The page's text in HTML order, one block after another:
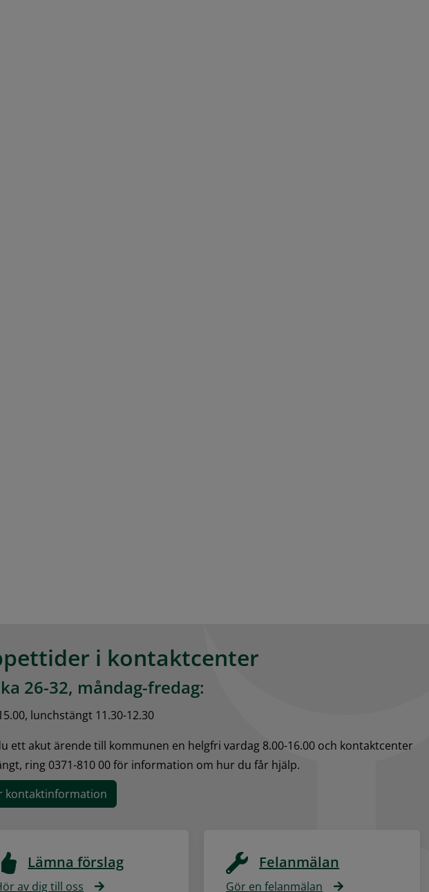
i kontaktcenter
26-32, måndag-fredag:
lunchstängt 11.30-12.30
ett akut ärende till kommunen en helgfri vardag 8.00-16.00 och kontaktcenter
ring 0371-810 00 för information om hur du får hjälp.
kontaktinformation
Lämna förslag
av dig till oss
Felanmälan
Gör en felanmälan